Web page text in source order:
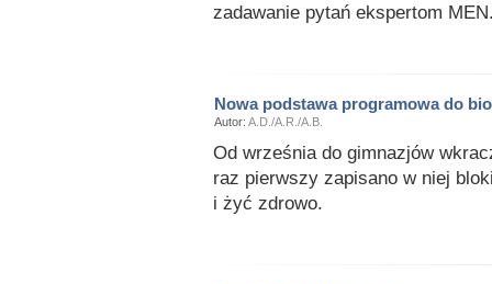
zadawanie pytań ekspertom
Nowa podstawa programowa do
Autor: A.D./A.R./A.B.
Od września do gimnazjów
raz pierwszy zapisano w niej
i żyć zdrowo.